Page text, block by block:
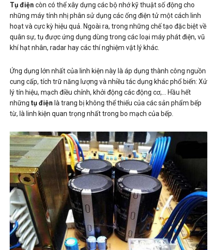
Tụ điện còn có thể xây dựng các bộ nhớ kỹ thuật số động cho
những máy tính nhị phân sử dụng các ống điện tử một cách linh
hoạt và cực kỳ hiệu quả. Ngoài ra, trong những chế tạo đặc biệt về
quân sự, tụ được ứng dụng dùng trong các loại máy phát điện, vũ
khí hạt nhân, radar hay các thí nghiệm vật lý khác.
Ứng dụng lớn nhất của linh kiện này là áp dụng thành công nguồn
cung cấp, tích trữ năng lượng và nhiều tác dụng khác phổ biến: Xử
lý tín hiệu, mạch điều chỉnh, khởi động các động cơ,… Hầu hết
những tụ điện là trang bị không thể thiếu của các sản phẩm bếp
từ, là linh kiện quan trọng nhất trong bo mạch của bếp.